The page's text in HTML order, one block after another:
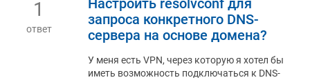
1
ответ
Настроить resolvconf для
запроса конкретного DNS-
сервера на основе домена?
У меня есть VPN, через которую я хотел бы
иметь возможность подключаться к DNS-